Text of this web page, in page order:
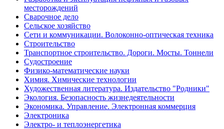
месторождений
Сварочное дело
Сельское хозяйство
Сети и коммуникации. Волоконно-оптическая техника
Строительство
Транспортное строительство. Дороги. Мосты. Тоннели
Судостроение
Физико-математические науки
Химия. Химические технологии
Художественная литература. Издательство "Родники"
Экология. Безопасность жизнедеятельности
Экономика. Управление. Электронная коммерция
Электроника
Электро- и теплоэнергетика